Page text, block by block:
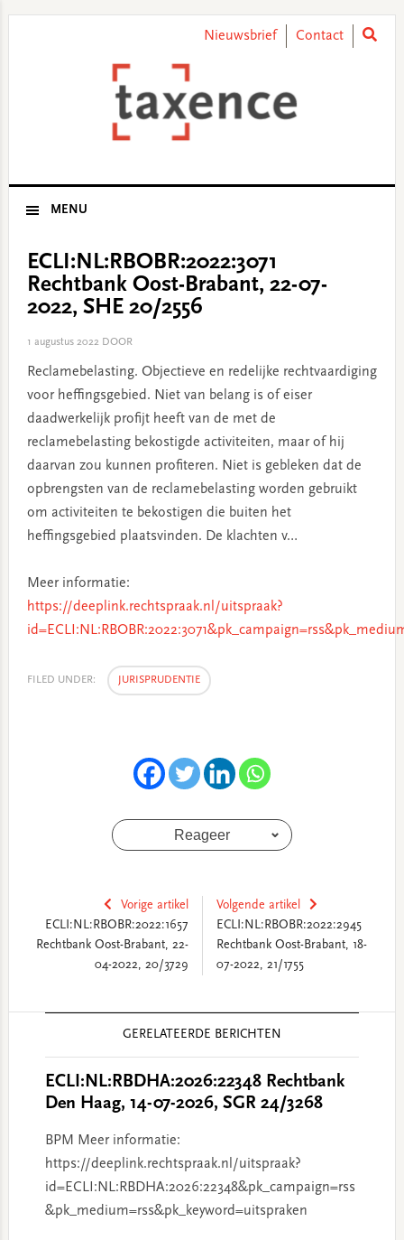
Nieuwsbrief Contact
MENU
ECLI:NL:RBOBR:2022:3071
Rechtbank Oost-Brabant, 22-07-
2022, SHE 20/2556
1 augustus 2022DOOR
Reclamebelasting. Objectieve en redelijke rechtvaardiging
voor heffingsgebied. Niet van belang is of eiser
daadwerkelijk profijt heeft van de met de
reclamebelasting bekostigde activiteiten, maar of hij
daarvan zou kunnen profiteren. Niet is gebleken dat de
opbrengsten van de reclamebelasting worden gebruikt
om activiteiten te bekostigen die buiten het
heffingsgebied plaatsvinden. De klachten v…
Meer informatie:
https://deeplink.rechtspraak.nl/uitspraak?
FILED UNDER: JURISPRUDENTIE
Reageer
Vorige artikel
ECLI:NL:RBOBR:2022:1657
Rechtbank Oost-Brabant, 22-
04-2022, 20/3729
Volgende artikel
ECLI:NL:RBOBR:2022:2945
Rechtbank Oost-Brabant, 18-
07-2022, 21/1755
GERELATEERDE BERICHTEN
ECLI:NL:RBDHA:2026:22348 Rechtbank
Den Haag, 14-07-2026, SGR 24/3268
BPM Meer informatie:
https://deeplink.rechtspraak.nl/uitspraak?
id=ECLI:NL:RBDHA:2026:22348&pk_campaign=rss
&pk_medium=rss&pk_keyword=uitspraken